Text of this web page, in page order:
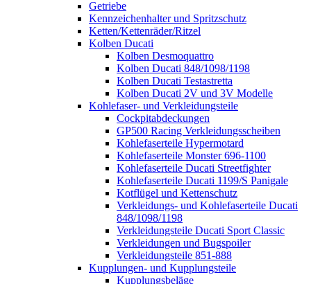
Getriebe
Kennzeichenhalter und Spritzschutz
Ketten/Kettenräder/Ritzel
Kolben Ducati
Kolben Desmoquattro
Kolben Ducati 848/1098/1198
Kolben Ducati Testastretta
Kolben Ducati 2V und 3V Modelle
Kohlefaser- und Verkleidungsteile
Cockpitabdeckungen
GP500 Racing Verkleidungsscheiben
Kohlefaserteile Hypermotard
Kohlefaserteile Monster 696-1100
Kohlefaserteile Ducati Streetfighter
Kohlefaserteile Ducati 1199/S Panigale
Kotflügel und Kettenschutz
Verkleidungs- und Kohlefaserteile Ducati
848/1098/1198
Verkleidungsteile Ducati Sport Classic
Verkleidungen und Bugspoiler
Verkleidungsteile 851-888
Kupplungen- und Kupplungsteile
Kupplungsbeläge